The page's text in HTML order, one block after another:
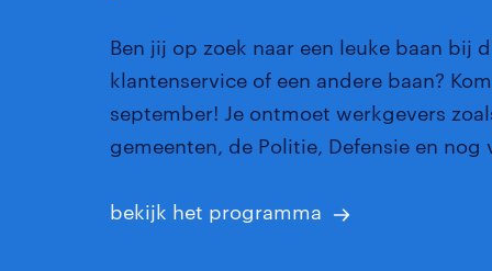
Ben jij op zoek naar een leuke baan bij
klantenservice of een andere baan?
september! Je ontmoet werkgevers
gemeenten, de Politie, Defensie en nog
bekijk het programma